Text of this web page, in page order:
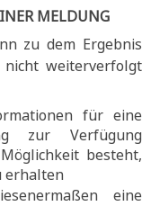
MELDUNG
zu dem Ergebnis
nicht weiterverfolgt
für eine
zur Verfügung
besteht,
erhalten
eine